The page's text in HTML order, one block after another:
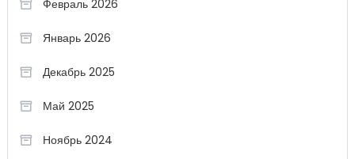
Февраль 2026
Январь 2026
Декабрь 2025
Май 2025
Ноябрь 2024